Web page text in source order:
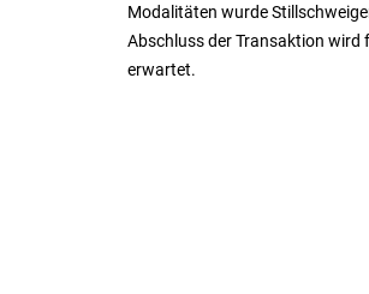
Modalitäten wurde
Abschluss der Transaktion wird
erwartet.